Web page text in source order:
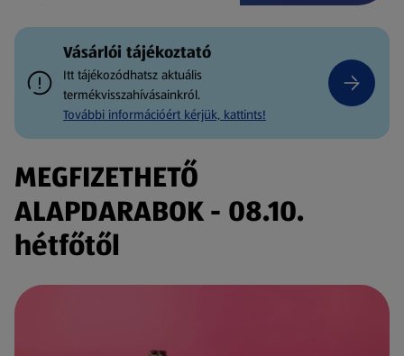
Vásárlói tájékoztató
Itt tájékozódhatsz aktuális
termékvisszahívásainkról.
További információért kérjük, kattints!
MEGFIZETHETŐ
ALAPDARABOK - 08.10.
hétfőtől